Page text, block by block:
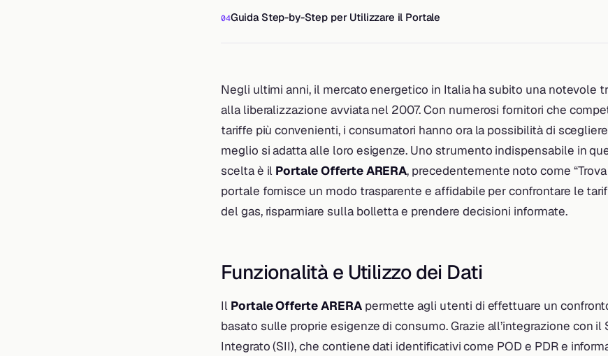
Guida Step-by-Step per Utilizzare il Portale
Negli ultimi anni, il mercato energetico in Italia ha subito una notevole
alla liberalizzazione avviata nel 2007. Con numerosi fornitori che
tariffe più convenienti, i consumatori hanno ora la possibilità di
meglio si adatta alle loro esigenze. Uno strumento indispensabile in
scelta è il Portale Offerte ARERA, precedentemente noto come
portale fornisce un modo trasparente e affidabile per confrontare le
del gas, risparmiare sulla bolletta e prendere decisioni informate.
Funzionalità e Utilizzo dei Dati
Il Portale Offerte ARERApermette agli utenti di effettuare un
basato sulle proprie esigenze di consumo. Grazie all’integrazione con il
Integrato (SII), che contiene dati identificativi come POD e PDR e